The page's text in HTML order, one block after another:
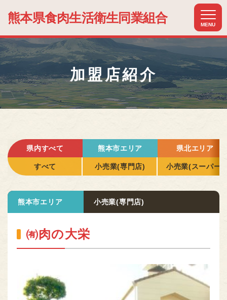
熊本県食肉生活衛生同業組合
加盟店紹介
県内すべて 熊本市エリア 県北エリア
すべて 小売業(専門店) 小売業(スーパー)
熊本市エリア 小売業(専門店)
㈲肉の大栄
MENU
ホーム
HOME
組合について
ABOUT US
加盟店紹介
MEMBER
関連組織紹介
お知らせ
NEWS
MEAT OF KUMAMOTO